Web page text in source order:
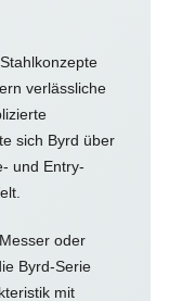
verlässliche
sich Byrd über
und Entry-
oder
Byrd-Serie
mit